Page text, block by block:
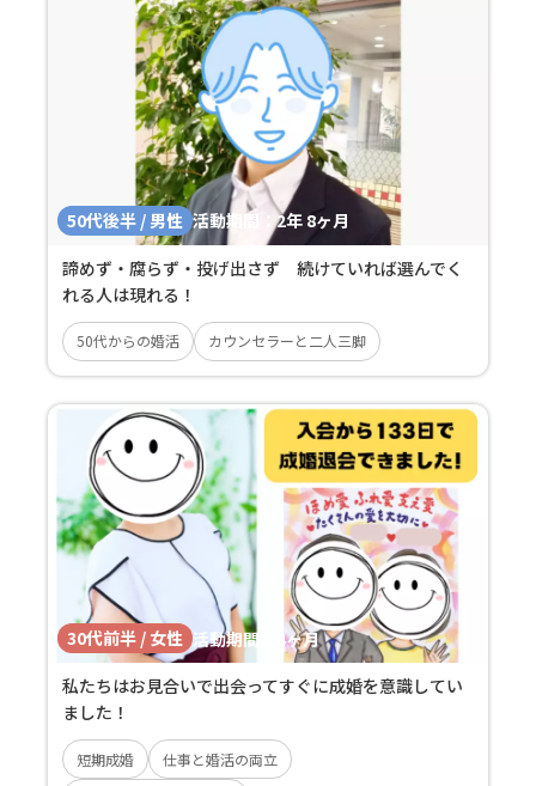
50代後半 / 男性 活動期間：2年 8ヶ月
諦めず・腐らず・投げ出さず 続けていれば選んでく
れる人は現れる！
50代からの婚活 カウンセラーと二人三脚
30代前半 / 女性 活動期間：
4ヶ月
私たちはお見合いで出会ってすぐに成婚を意識してい
ました！
短期成婚
仕事と婚活の両立